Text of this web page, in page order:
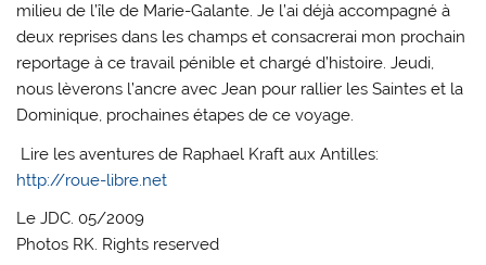
milieu de l’île de Marie-Galante. Je l’ai déjà accompagné à
deux reprises dans les champs et consacrerai mon prochain
reportage à ce travail pénible et chargé d’histoire. Jeudi,
nous lèverons l’ancre avec Jean pour rallier les Saintes et la
Dominique, prochaines étapes de ce voyage.
Lire les aventures de Raphael Kraft aux Antilles:
http://roue-libre.net
Le JDC. 05/2009
Photos RK. Rights reserved